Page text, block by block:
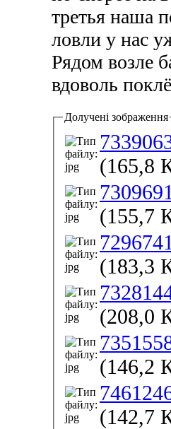
третья наша
ловли у нас
Рядом возле
вдоволь
Долучені зображення
(165,8
(155,7
(183,3
(208,0
(146,2
(142,7